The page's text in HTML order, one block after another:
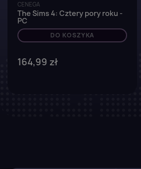
CENEGA
The Sims 4: Cztery pory roku -
PC
DO KOSZYKA
164,99 zł